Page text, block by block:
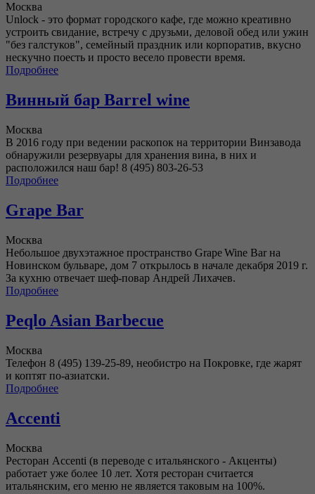
Москва
Unlock - это формат городского кафе, где можно креативно
устроить свидание, встречу с друзьми, деловой обед или ужин
"без галстуков", семейный праздник или корпоратив, вкусно
нескучно поесть и просто весело провести время.
Подробнее
Винный бар Barrel wine
Москва
В 2016 году при ведении раскопок на территории Винзавода
обнаружили резервуары для хранения вина, в них и
расположился наш бар! 8 (495) 803-26-53
Подробнее
Grape Bar
Москва
Небольшое двухэтажное пространство Grape Wine Bar на
Новинском бульваре, дом 7 открылось в начале декабря 2019 г.
За кухню отвечает шеф-повар Андрей Лихачев.
Подробнее
Peqlo Asian Barbecue
Москва
Телефон 8 (495) 139-25-89, необистро на Покровке, где жарят
и коптят по-азиатски.
Подробнее
Accenti
Москва
Ресторан Accenti (в переводе с итальянского - Акценты)
работает уже более 10 лет. Хотя ресторан считается
итальянским, его меню не является таковым на 100%.